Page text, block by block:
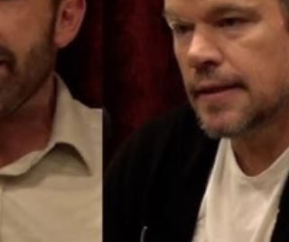
RONAN
МОНГОЛД
П.ЦАГААН: ҮҮСМЭЛ
АМНАТ АВАХ БОЛ
ШИГЭЭ ТУСГАЙ
ЗӨВШӨӨРӨЛТЭЙ
ХЭРЭГТЭЙ